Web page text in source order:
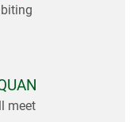
meet